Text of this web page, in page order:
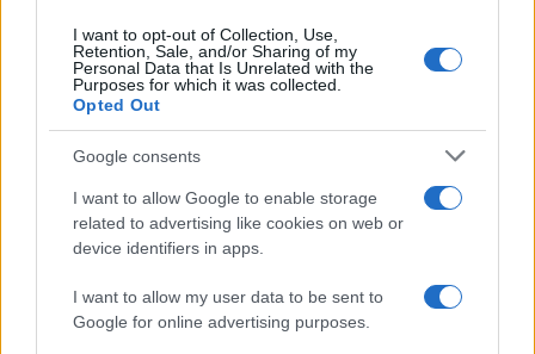
I want to opt-out of Collection, Use,
Retention, Sale, and/or Sharing of my
Personal Data that Is Unrelated with the
Purposes for which it was collected.
Opted Out
Google consents
I want to allow Google to enable storage
related to advertising like cookies on web or
device identifiers in apps.
I want to allow my user data to be sent to
Google for online advertising purposes.
ΛΟΓΟΘΕΡΑΠΕΙΑΣ 145 145
ΜΑΘΗΜΑΤΙΚΩΝ
ΜΟΥΣΙΚΩΝ ΣΠΟΥΔΩΝ 150 150
ΟΙΚΟΝΟΜΙΚΩΝ ΕΠΙΣΤΗΜΩΝ 281 281